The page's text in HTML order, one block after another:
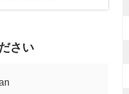
さい